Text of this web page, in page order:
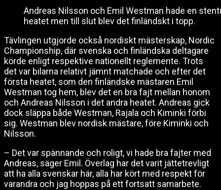
Andreas Nilsson och Emil Westman hade en
heatet men till slut blev det finländskt i topp.
Tävlingen utgjorde också nordiskt mästerskap, Nordic
Championship, där svenska och finländska deltagare
körde enligt respektive nationellt reglemente. Trots
det var bilarna relativt jämnt matchade och efter det
första heatet, som den finländske mästaren Emil
Westman tog hem, blev det en bra fajt mellan honom
och Andreas Nilsson i det andra heatet. Andreas gick
dock släppa både Westman, Rajala och Kiminki förbi
sig. Westman blev nordisk mästare, före Kiminki och
Nilsson.
– Det var spännande och roligt, vi hade bra fajter med
Andreas, säger Emil. Överlag har det varit jättetrevligt
att ha alla svenskar här, alla har kört med respekt för
varandra och jag hoppas på ett fortsatt samarbete.